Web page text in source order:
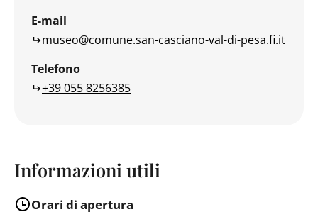
E-mail
museo@comune.san-casciano-val-di-pesa.fi.it
Telefono
+39 055 8256385
Informazioni utili
Orari di apertura